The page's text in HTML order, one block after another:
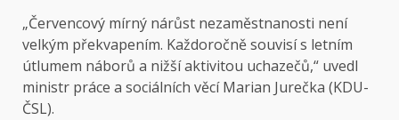
„Červencový mírný nárůst nezaměstnanosti není
velkým překvapením. Každoročně souvisí s letním
útlumem náborů a nižší aktivitou uchazečů,“ uvedl
ministr práce a sociálních věcí Marian Jurečka (KDU-
ČSL).